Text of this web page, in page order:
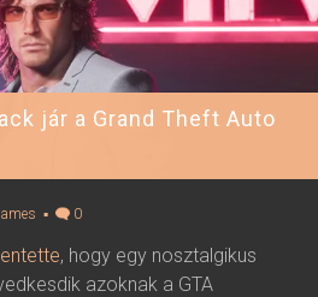
jár a Grand Theft Auto
▪ 0
, hogy egy nosztalgikus
azoknak a GTA